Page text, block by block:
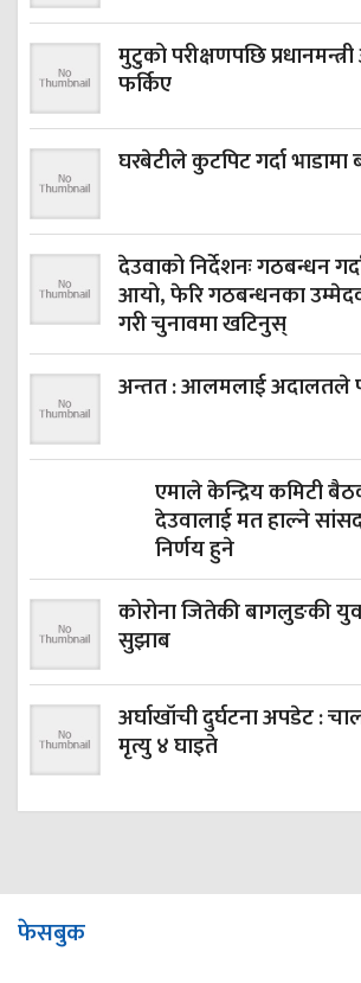
मुटुको परीक्षणपछि
फर्किए
घरबेटीले कुटपिट गर्दा
देउवाको निर्देशनः गठबन्धन
आयो, फेरि गठबन्धनका
गरी चुनावमा खटिनुस्
अन्तत : आलमलाई अदालतले
एमाले केन्द्रिय कमिटी
देउवालाई मत हाल्ने
निर्णय हुने
कोरोना जितेकी बागलुङकी
सुझाब
अर्घाखाँची दुर्घटना अपडेट :
मृत्यु ४ घाइते
फेसबुक